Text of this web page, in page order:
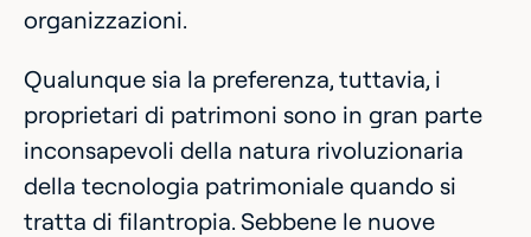
organizzazioni.
Qualunque sia la preferenza, tuttavia, i
proprietari di patrimoni sono in gran parte
inconsapevoli della natura rivoluzionaria
della tecnologia patrimoniale quando si
tratta di filantropia. Sebbene le nuove